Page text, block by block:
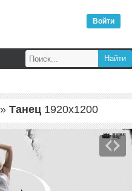
Войти
» Танец 1920x1200